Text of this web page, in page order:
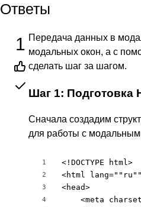
Ответы
1 Передача данных в
модальных окон, а с
сделать шаг за шагом.
Шаг 1: Подготовка
Сначала создадим
для работы с
1
2
3
4
<!DOCTYPE html>
<html
<head>
<meta